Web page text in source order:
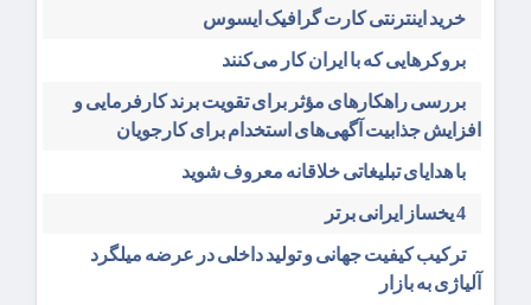
خرید اینترنتی کارت گرافیک ایسوس
بروکرهایی‌ که با ایران کار می‌کنند
بررسی راهکارهای مؤثر برای تقویت برند کارفرمایی و
افزایش جذابیت آگهی‌های استخدام برای کارجویان
با هدایای تبلیغاتی خلاقانه معروف شوید
4 یخساز ایرانی برتر
ترکیب کیفیت جهانی و تولید داخلی در عرضه میلگرد
آلیاژی به بازار